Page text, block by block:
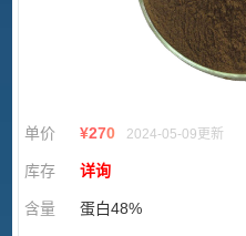
单价 ¥270 2024-05-09更新
库存 详询
含量 蛋白48%